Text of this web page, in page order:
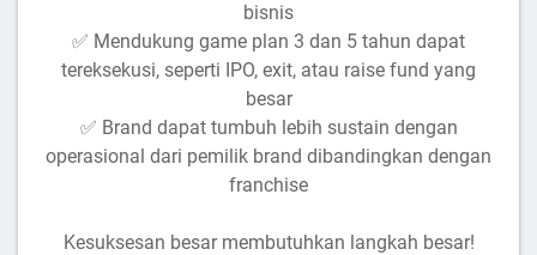
bisnis
✅ Mendukung game plan 3 dan 5 tahun dapat
tereksekusi, seperti IPO, exit, atau raise fund yang
besar
✅ Brand dapat tumbuh lebih sustain dengan
operasional dari pemilik brand dibandingkan dengan
franchise
Kesuksesan besar membutuhkan langkah besar!